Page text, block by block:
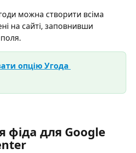
можна створити всіма
на сайті, заповнивши
поля.
опцію Угода
для Google